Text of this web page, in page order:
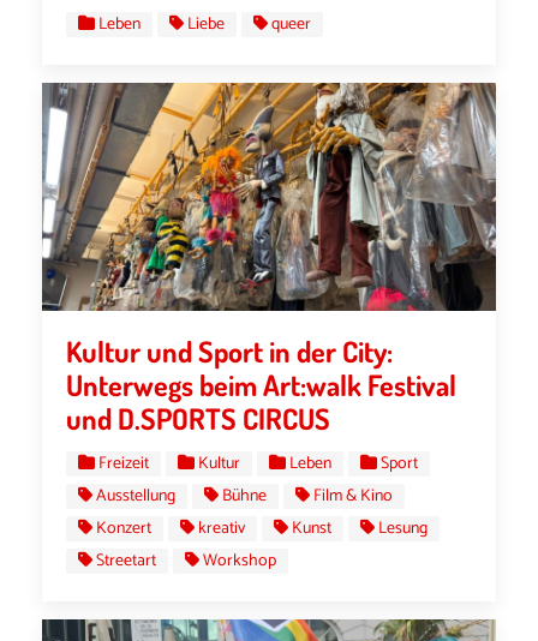
Leben Liebe queer
Kultur und Sport in der City:
Unterwegs beim Art:walk Festival
und D.SPORTS CIRCUS
Freizeit Kultur Leben
Sport
Ausstellung
Bühne
Film & Kino
Konzert
kreativ Kunst
Lesung
Streetart
Workshop